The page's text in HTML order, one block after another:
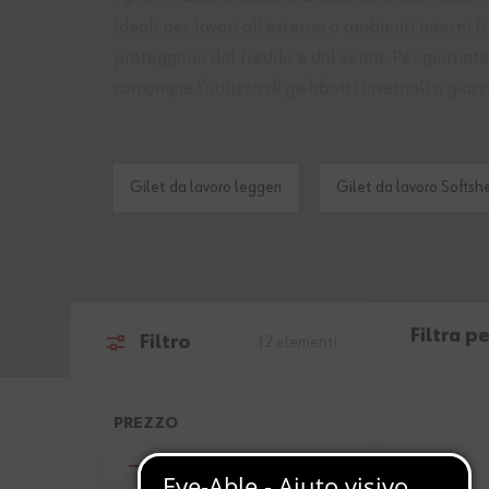
Gilet da lavoro leggeri Gilet da lavoro
Filtro
Passa all'elenco prodotti
PREZZO
FILTER
Filtra